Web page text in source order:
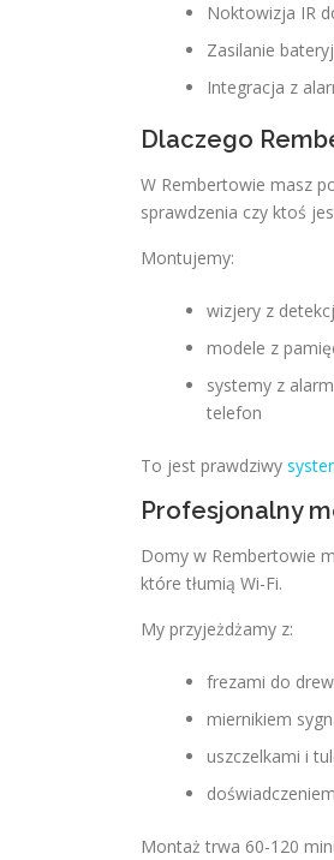
Noktowizja IR
Zasilanie
Integracja z
Dlaczego
W Rembertowie masz
sprawdzenia czy ktoś
Montujemy:
wizjery z
modele z
systemy z
telefon
To jest prawdziwy
Profesjonalny
Domy w Rembertowie
które tłumią Wi-Fi.
My przyjeżdżamy z:
frezami do
miernikiem
uszczelkami i
Montaż trwa 60-120